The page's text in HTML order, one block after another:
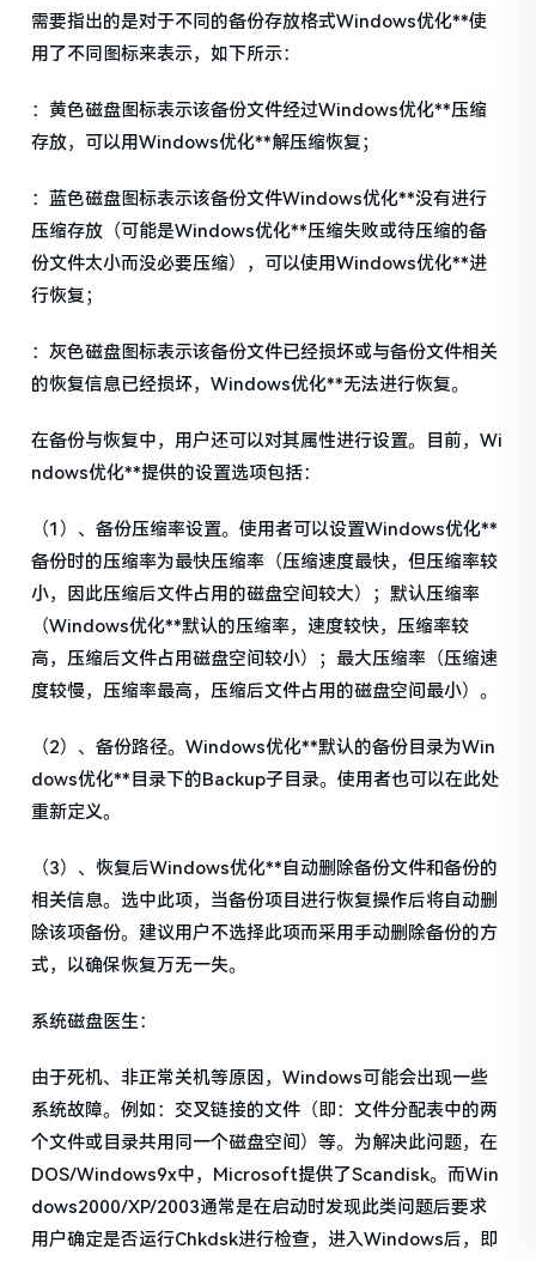
需要指出的是对于不同的备份存放格式Windows优化**使
用了不同图标来表示，如下所示：
：黄色磁盘图标表示该备份文件经过Windows优化**压缩
存放，可以用Windows优化**解压缩恢复；
：蓝色磁盘图标表示该备份文件Windows优化**没有进行
压缩存放（可能是Windows优化**压缩失败或待压缩的备
份文件太小而没必要压缩），可以使用Windows优化**进
行恢复；
：灰色磁盘图标表示该备份文件已经损坏或与备份文件相关
的恢复信息已经损坏，Windows优化**无法进行恢复。
在备份与恢复中，用户还可以对其属性进行设置。目前，Wi
ndows优化**提供的设置选项包括：
（1）、备份压缩率设置。使用者可以设置Windows优化**
备份时的压缩率为最快压缩率（压缩速度最快，但压缩率较
小，因此压缩后文件占用的磁盘空间较大）；默认压缩率
（Windows优化**默认的压缩率，速度较快，压缩率较
高，压缩后文件占用磁盘空间较小）；最大压缩率（压缩速
度较慢，压缩率最高，压缩后文件占用的磁盘空间最小）。
（2）、备份路径。Windows优化**默认的备份目录为Win
dows优化**目录下的Backup子目录。使用者也可以在此处
重新定义。
（3）、恢复后Windows优化**自动删除备份文件和备份的
相关信息。选中此项，当备份项目进行恢复操作后将自动删
除该项备份。建议用户不选择此项而采用手动删除备份的方
式，以确保恢复万无一失。
系统磁盘医生：
由于死机、非正常关机等原因，Windows可能会出现一些
系统故障。例如：交叉链接的文件（即：文件分配表中的两
个文件或目录共用同一个磁盘空间）等。为解决此问题，在
DOS/Windows9x中，Microsoft提供了Scandisk。而Win
dows2000/XP/2003通常是在启动时发现此类问题后要求
用户确定是否运行Chkdsk进行检查，进入Windows后，即